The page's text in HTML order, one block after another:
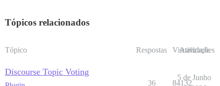
Tópicos relacionados
Tópico Respostas Visualizações
Atividade
Discourse Topic Voting
36 84132
5 de Junho